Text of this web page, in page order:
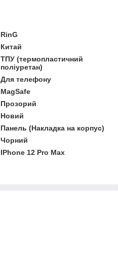
RinG
Китай
ТПУ (термопластичний
поліуретан)
Для телефону
MagSafe
Прозорий
Новий
Панель (Накладка на корпус)
Чорний
IPhone 12 Pro Max